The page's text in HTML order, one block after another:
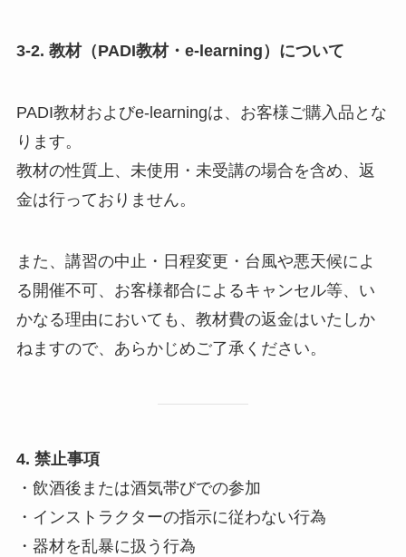
3-2. 教材（PADI教材・e-learning）について
PADI教材およびe-learningは、お客様ご購入品とな
ります。
教材の性質上、未使用・未受講の場合を含め、返
金は行っておりません。
また、講習の中止・日程変更・台風や悪天候によ
る開催不可、お客様都合によるキャンセル等、い
かなる理由においても、教材費の返金はいたしか
ねますので、あらかじめご了承ください。
4. 禁止事項
・飲酒後または酒気帯びでの参加
・インストラクターの指示に従わない行為
・器材を乱暴に扱う行為